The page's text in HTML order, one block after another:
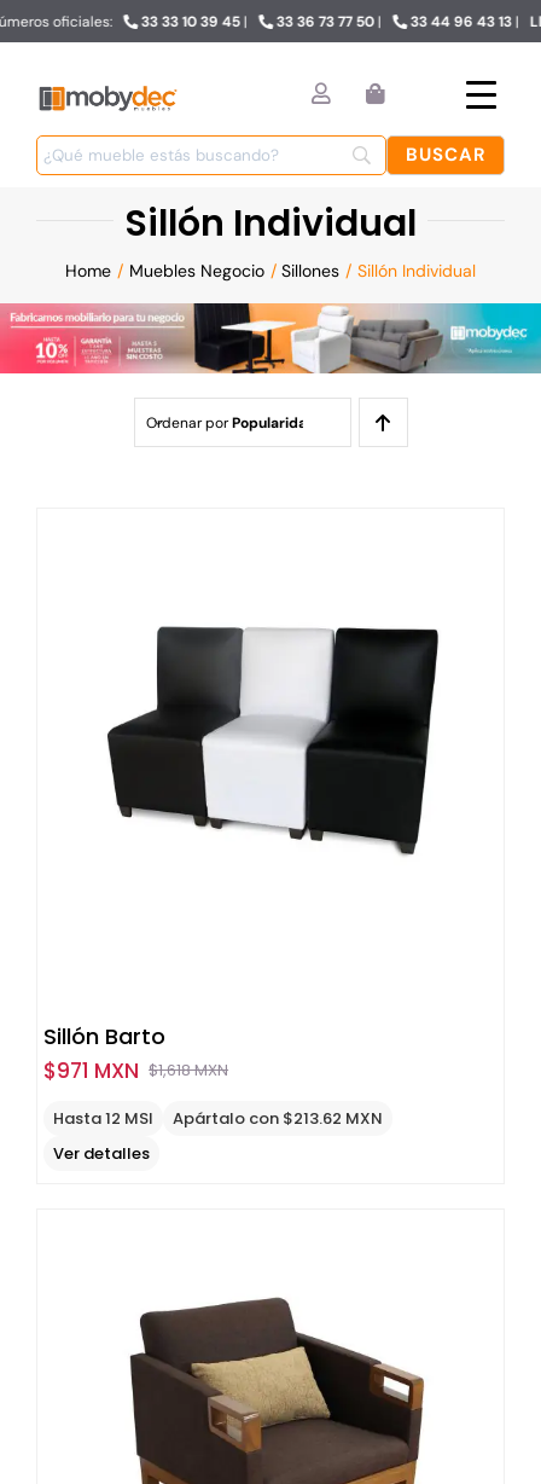
Sillón
Individual
Skip
to
33 33 10 39 45| 33 36 73 77 50| 33 44 96 43 13|Llámanos y
Sillón Individual
Home Muebles Negocio Sillones Sillón Individual
Ordenar porPopularidad
Sillón Barto
$1,618 MXNOriginal
price
$971 MXN
Current
price
Hasta 12 MSI
Apártalo con $213.62 MXN
Ver detalles